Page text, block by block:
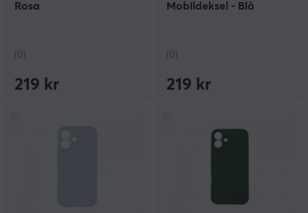
Rosa
(0)
219 kr
Mobildeksel - Blå
(0)
219 kr